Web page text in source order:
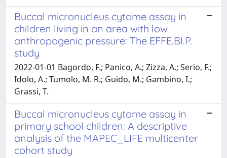
Buccal micronucleus cytome assay in
children living in an area with low
anthropogenic pressure: The EFFE.BI.P.
study
2022-01-01 Bagordo, F.; Panico, A.; Zizza, A.; Serio, F.;
Idolo, A.; Tumolo, M. R.; Guido, M.; Gambino, I.;
Grassi, T.
Buccal micronucleus cytome assay in
primary school children: A descriptive
analysis of the MAPEC_LIFE multicenter
cohort study